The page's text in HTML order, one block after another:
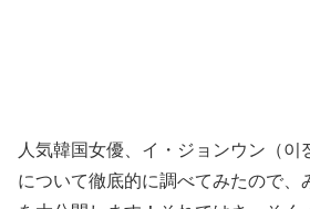
人気韓国女優、イ・ジョンウン（이
について徹底的に調べてみたので、